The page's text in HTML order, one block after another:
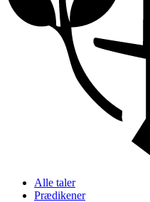
Alle taler
Prædikener